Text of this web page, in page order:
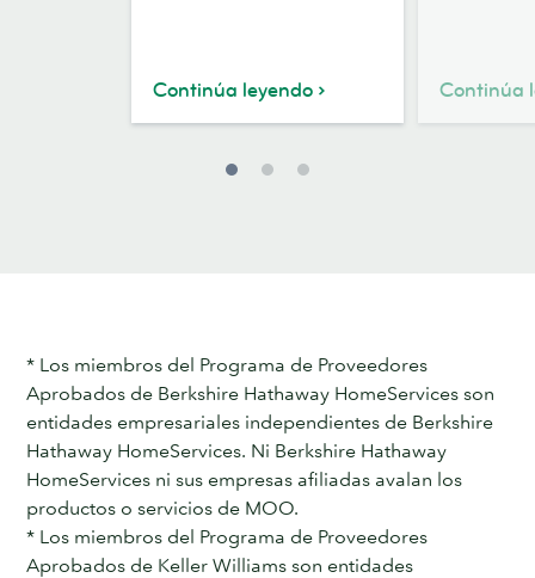
Continúa leyendo Continúa
* Los miembros del Programa de Proveedores
Aprobados de Berkshire Hathaway HomeServices son
entidades empresariales independientes de Berkshire
Hathaway HomeServices. Ni Berkshire Hathaway
HomeServices ni sus empresas afiliadas avalan los
productos o servicios de MOO.
* Los miembros del Programa de Proveedores
Aprobados de Keller Williams son entidades